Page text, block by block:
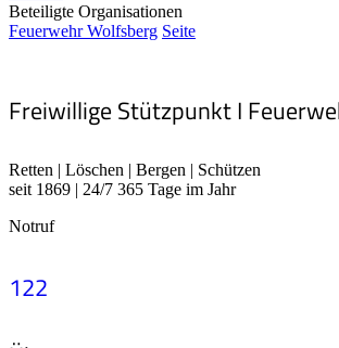
Beteiligte Organisationen
Feuerwehr Wolfsberg Seite
Freiwillige Stützpunkt I
Retten | Löschen | Bergen | Schützen
seit 1869 | 24/7 365 Tage im Jahr
Notruf
122